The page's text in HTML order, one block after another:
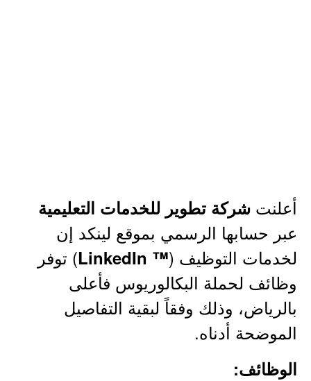
أعلنت شركة تطوير للخدمات التعليمية
عبر حسابها الرسمي بموقع لينكد إن
لخدمات التوظيف (™ LinkedIn
) توفر
وظائف لحملة البكالوريوس فأعلى
بالرياض، وذلك وفقاً لبقية التفاصيل
الموضحة أدناه.
الوظائف: